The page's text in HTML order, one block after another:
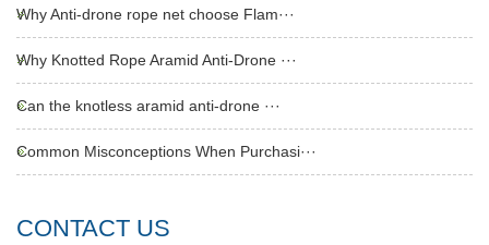
Why Anti-drone rope net choose Flam···
Why Knotted Rope Aramid Anti-Drone ···
Can the knotless aramid anti-drone ···
Common Misconceptions When Purchasi···
CONTACT US